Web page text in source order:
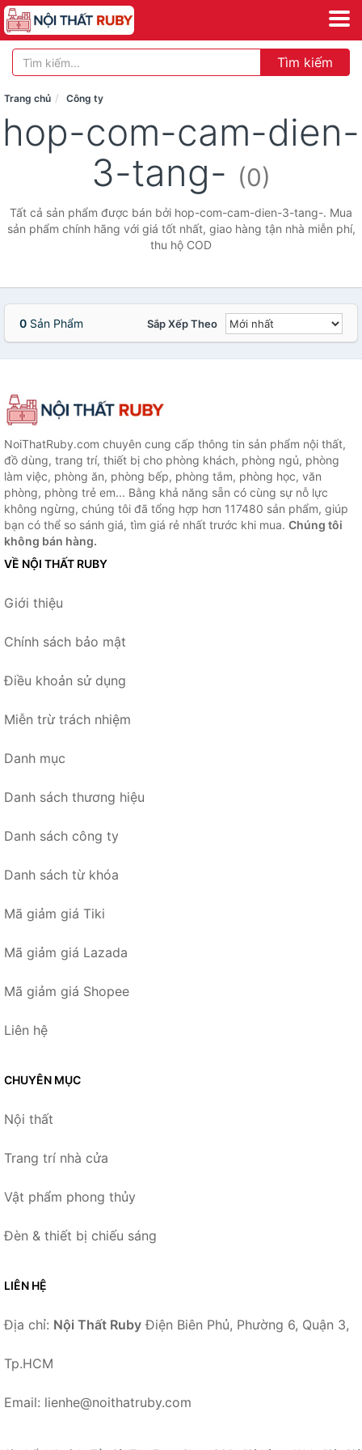
Tìm kiếm
Trang chủ Công ty
hop-com-cam-dien-
3-tang- (0)
Tất cả sản phẩm được bán bởi hop-com-cam-dien-3-tang-. Mua
sản phẩm chính hãng với giá tốt nhất, giao hàng tận nhà miễn phí,
thu hộ COD
0 Sản Phẩm Sắp Xếp Theo
NoiThatRuby.com chuyên cung cấp thông tin sản phẩm nội thất,
đồ dùng, trang trí, thiết bị cho phòng khách, phòng ngủ, phòng
làm việc, phòng ăn, phòng bếp, phòng tắm, phòng học, văn
phòng, phòng trẻ em... Bằng khả năng sẵn có cùng sự nỗ lực
không ngừng, chúng tôi đã tổng hợp hơn 117480 sản phẩm, giúp
bạn có thể so sánh giá, tìm giá rẻ nhất trước khi mua. Chúng tôi
không bán hàng.
VỀ NỘI THẤT RUBY
Giới thiệu
Chính sách bảo mật
Điều khoản sử dụng
Miễn trừ trách nhiệm
Danh mục
Danh sách thương hiệu
Danh sách công ty
Danh sách từ khóa
Mã giảm giá Tiki
Mã giảm giá Lazada
Mã giảm giá Shopee
Liên hệ
CHUYÊN MỤC
Nội thất
Trang trí nhà cửa
Vật phẩm phong thủy
Đèn & thiết bị chiếu sáng
LIÊN HỆ
Địa chỉ: Nội Thất Ruby Điện Biên Phủ, Phường 6, Quận 3,
Tp.HCM
Email: lienhe@noithatruby.com